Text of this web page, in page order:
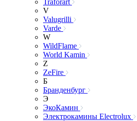
V
Valugrilli
Varde
W
WildFlame
World Kamin
Z
ZeFire
Б
Бранденбург
Э
ЭкоКамин
Электрокамины Electrolux